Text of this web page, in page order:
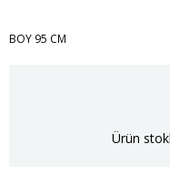
BOY 95 CM
Ürün